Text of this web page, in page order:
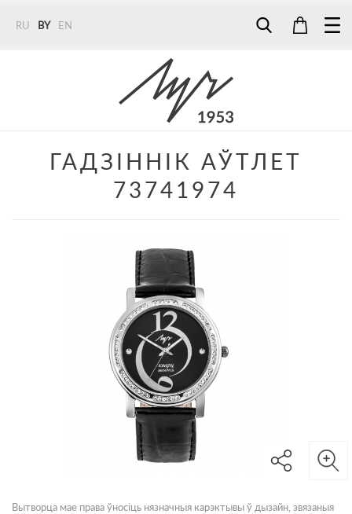
RU BY EN
+375 (29) 272 51 56
ГАДЗІННІК АЎТЛЕТ
73741974
Вытворца мае права ўносіць нязначныя карэктывы ў дызайн, звязаныя